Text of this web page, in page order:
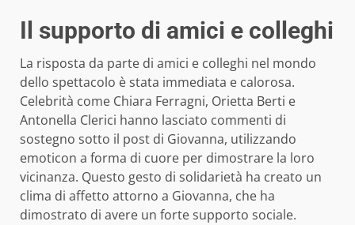
Il supporto di amici e colleghi
La risposta da parte di amici e colleghi nel mondo
dello spettacolo è stata immediata e calorosa.
Celebrità come Chiara Ferragni, Orietta Berti e
Antonella Clerici hanno lasciato commenti di
sostegno sotto il post di Giovanna, utilizzando
emoticon a forma di cuore per dimostrare la loro
vicinanza. Questo gesto di solidarietà ha creato un
clima di affetto attorno a Giovanna, che ha
dimostrato di avere un forte supporto sociale.